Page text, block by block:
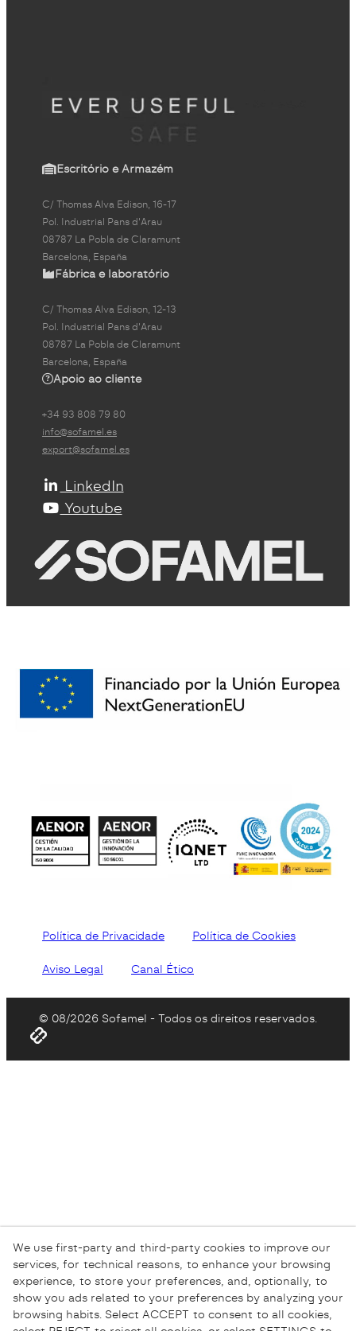
Escritório e Armazém
C/ Thomas Alva Edison, 16-17
Pol. Industrial Pans d'Arau
08787 La Pobla de Claramunt
Barcelona, España
Fábrica e laboratório
C/ Thomas Alva Edison, 12-13
Pol. Industrial Pans d'Arau
08787 La Pobla de Claramunt
Barcelona, España
Apoio ao cliente
+34 93 808 79 80
info@sofamel.es
export@sofamel.es
LinkedIn
Youtube
Política de Privacidade Política de Cookies
Aviso Legal Canal Ético
© 08/2026 Sofamel - Todos os direitos reservados.
We use first-party and third-party cookies to improve our
services, for technical reasons, to enhance your browsing
experience, to store your preferences, and, optionally, to
show you ads related to your preferences by analyzing your
browsing habits. Select ACCEPT to consent to all cookies,